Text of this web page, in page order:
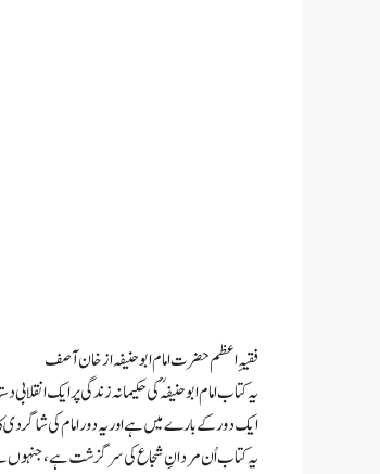
فقیہِ اعظم حضرت امام ابو حنیفہ از خان آصف
یہ کتاب امام ابوحنیفہ ؒ کی حکیمانہ زندگی پر ایک
ایک دور کے بارے میں ہے اور یہ دور امام کی شاگردی کا
یہ کتاب اُن مردانِ شجاع کی سرگزشت ہے، جنہوں نے